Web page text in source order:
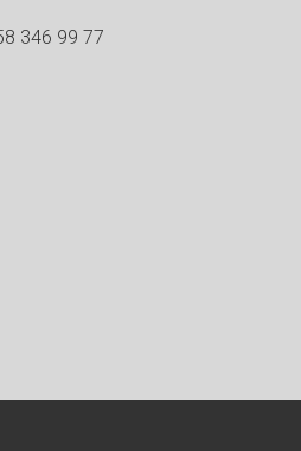
346 99 77